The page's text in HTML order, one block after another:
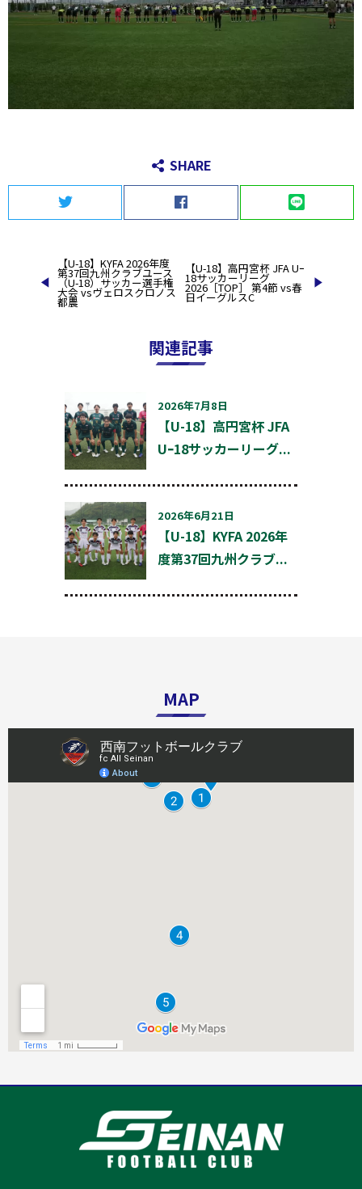
SHARE
Twitter
LINE
【U-18】KYFA 2026年度
第37回九州クラブユース
（U-18）サッカー選手権
大会 vsヴェロスクロノス
都農
【U-18】高円宮杯 JFA Uｰ
18サッカーリーグ
2026［TOP］ 第4節 vs春
日イーグルスC
関連記事
2026年7月8日
【U-18】高円宮杯 JFA
Uｰ18サッカーリーグ...
2026年6月21日
【U-18】KYFA 2026年
度第37回九州クラブ...
MAP